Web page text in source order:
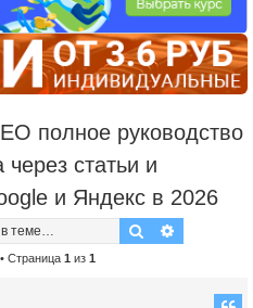
полное руководство
статьи и
и Яндекс в 2026
Поиск
Страница 1 из 1